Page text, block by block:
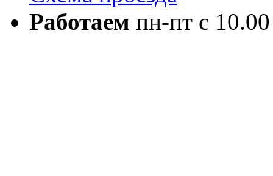
Работаем пн-пт с